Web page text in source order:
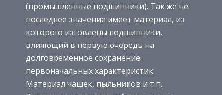
(промышленные подшипники). Так же не
последнее значение имеет материал, из
которого изговлены подшипники,
влияющий в первую очередь на
долговременное сохранение
первоначальных характеристик.
Материал чашек, пыльников и т.п.